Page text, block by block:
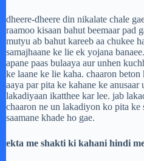
dheere-dheere din nikalate chale
raamoo kisaan bahut beemaar pad
mutyu ab bahut kareeb aa chukee
samajhaane ke lie ek yojana
apane paas bulaaya aur unhen
ke laane ke lie kaha. chaaron
aaya par pita ke kahane ke anusaar
lakadiyaan ikatthee kar lee. jab
chaaron ne un lakadiyon ko pita ke
saamane khade ho gae.
ekta me shakti ki kahani hindi